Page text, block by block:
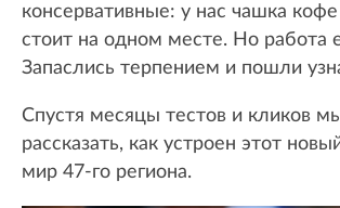
консервативные: у нас чашка
стоит на одном месте. Но работа
Запаслись терпением и пошли
Спустя месяцы тестов и кликов
рассказать, как устроен этот
мир 47-го региона.